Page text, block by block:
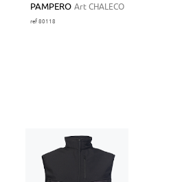
PAMPERO Art CHALECO
ref 80118